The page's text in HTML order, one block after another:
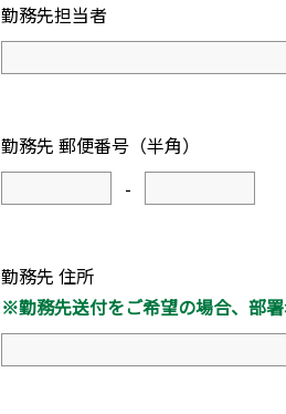
勤務先担当者
勤務先 郵便番号（半角）
-
勤務先 住所
※勤務先送付をご希望の場合、部署